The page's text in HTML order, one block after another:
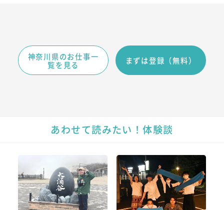
神奈川県のお仕事一
覧を見る
まずは登録（無料）
あわせて読みたい！体験談